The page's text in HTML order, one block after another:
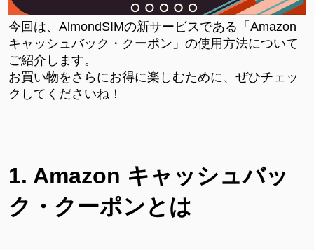
今回は、 AlmondSIMの新サービスである「Amazon
キャッシュバック・クーポン」の使用方法について
ご紹介します。
お買い物をさらにお得に楽しむために、ぜひチェッ
クしてくださいね！
1. Amazon キャッシュバッ
ク・クーポンとは